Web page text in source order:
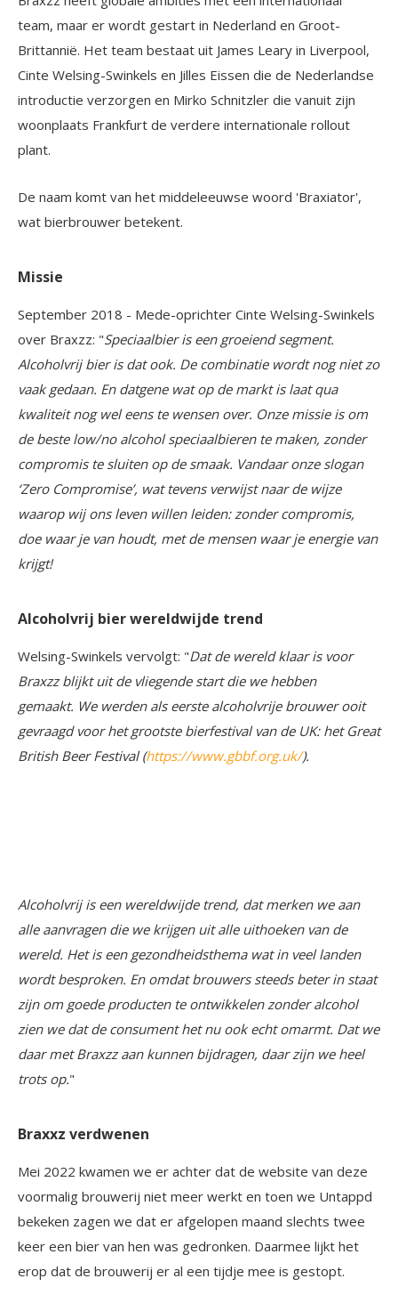
team, maar er wordt gestart in Nederland en Groot-
Brittannië. Het team bestaat uit James Leary in Liverpool,
Cinte Welsing-Swinkels en Jilles Eissen die de Nederlandse
introductie verzorgen en Mirko Schnitzler die vanuit zijn
woonplaats Frankfurt de verdere internationale rollout
plant.
De naam komt van het middeleeuwse woord 'Braxiator',
wat bierbrouwer betekent.
Missie
September 2018 - Mede-oprichter Cinte Welsing-Swinkels
over Braxzz: "Speciaalbier is een groeiend segment.
Alcoholvrij bier is dat ook. De combinatie wordt nog niet zo
vaak gedaan. En datgene wat op de markt is laat qua
kwaliteit nog wel eens te wensen over. Onze missie is om
de beste low/no alcohol speciaalbieren te maken, zonder
compromis te sluiten op de smaak. Vandaar onze slogan
‘Zero Compromise’, wat tevens verwijst naar de wijze
waarop wij ons leven willen leiden: zonder compromis,
doe waar je van houdt, met de mensen waar je energie van
krijgt!
Alcoholvrij bier wereldwijde trend
Welsing-Swinkels vervolgt: "Dat de wereld klaar is voor
Braxzz blijkt uit de vliegende start die we hebben
gemaakt. We werden als eerste alcoholvrije brouwer ooit
gevraagd voor het grootste bierfestival van de UK: het Great
British Beer Festival (https://www.gbbf.org.uk/).
Alcoholvrij is een wereldwijde trend, dat merken we aan
alle aanvragen die we krijgen uit alle uithoeken van de
wereld. Het is een gezondheidsthema wat in veel landen
wordt besproken. En omdat brouwers steeds beter in staat
zijn om goede producten te ontwikkelen zonder alcohol
zien we dat de consument het nu ook echt omarmt. Dat we
daar met Braxzz aan kunnen bijdragen, daar zijn we heel
trots op."
Braxxz verdwenen
Mei 2022 kwamen we er achter dat de website van deze
voormalig brouwerij niet meer werkt en toen we Untappd
bekeken zagen we dat er afgelopen maand slechts twee
keer een bier van hen was gedronken. Daarmee lijkt het
erop dat de brouwerij er al een tijdje mee is gestopt.